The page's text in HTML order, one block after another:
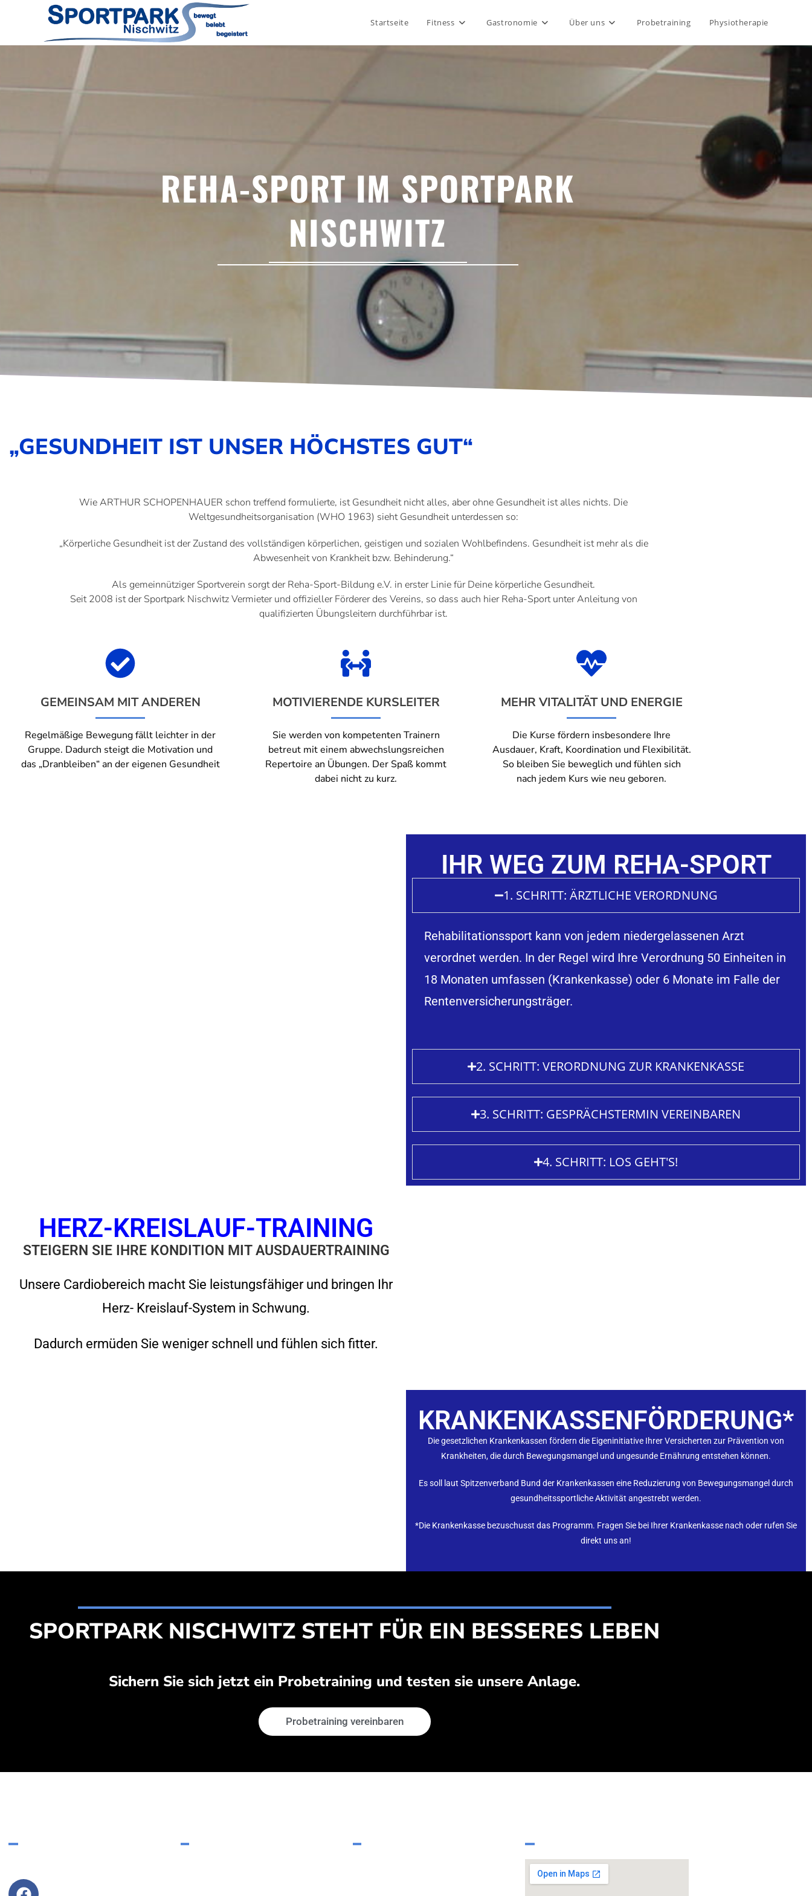
Startseite Fitness Gastronomie Über uns Probetraining Physiotherapie
REHA-SPORT IM SPORTPARK
NISCHWITZ
„GESUNDHEIT IST UNSER HÖCHSTES GUT“
Wie ARTHUR SCHOPENHAUER schon treffend formulierte, ist Gesundheit nicht alles, aber ohne Gesundheit ist alles nichts. Die
Weltgesundheitsorganisation (WHO 1963) sieht Gesundheit unterdessen so:
„Körperliche Gesundheit ist der Zustand des vollständigen körperlichen, geistigen und sozialen Wohlbefindens. Gesundheit ist mehr als die
Abwesenheit von Krankheit bzw. Behinderung.“
Als gemeinnütziger Sportverein sorgt der Reha-Sport-Bildung e.V. in erster Linie für Deine körperliche Gesundheit.
Seit 2008 ist der Sportpark Nischwitz Vermieter und offizieller Förderer des Vereins, so dass auch hier Reha-Sport unter Anleitung von
qualifizierten Übungsleitern durchführbar ist.
GEMEINSAM MIT ANDEREN
Regelmäßige Bewegung fällt leichter in der
Gruppe. Dadurch steigt die Motivation und
das „Dranbleiben“ an der eigenen Gesundheit
MOTIVIERENDE KURSLEITER
Sie werden von kompetenten Trainern
betreut mit einem abwechslungsreichen
Repertoire an Übungen. Der Spaß kommt
dabei nicht zu kurz.
MEHR VITALITÄT UND ENERGIE
Die Kurse fördern insbesondere Ihre
Ausdauer, Kraft, Koordination und Flexibilität.
So bleiben Sie beweglich und fühlen sich
nach jedem Kurs wie neu geboren.
IHR WEG ZUM REHA-SPORT
1. SCHRITT: ÄRZTLICHE VERORDNUNG
Rehabilitationssport kann von jedem niedergelassenen Arzt
verordnet werden. In der Regel wird Ihre Verordnung 50 Einheiten in
18 Monaten umfassen (Krankenkasse) oder 6 Monate im Falle der
Rentenversicherungsträger.
2. SCHRITT: VERORDNUNG ZUR KRANKENKASSE
3. SCHRITT: GESPRÄCHSTERMIN VEREINBAREN
4. SCHRITT: LOS GEHT'S!
HERZ-KREISLAUF-TRAINING
STEIGERN SIE IHRE KONDITION MIT AUSDAUERTRAINING
Unsere Cardiobereich macht Sie leistungsfähiger und bringen Ihr
Herz- Kreislauf-System in Schwung.
Dadurch ermüden Sie weniger schnell und fühlen sich fitter.
KRANKENKASSENFÖRDERUNG*
Die gesetzlichen Krankenkassen fördern die Eigeninitiative Ihrer Versicherten zur Prävention von
Krankheiten, die durch Bewegungsmangel und ungesunde Ernährung entstehen können.
Es soll laut Spitzenverband Bund der Krankenkassen eine Reduzierung von Bewegungsmangel durch
gesundheitssportliche Aktivität angestrebt werden.
*Die Krankenkasse bezuschusst das Programm. Fragen Sie bei Ihrer Krankenkasse nach oder rufen Sie
direkt uns an!
SPORTPARK NISCHWITZ STEHT FÜR EIN BESSERES LEBEN
Sichern Sie sich jetzt ein Probetraining und testen sie unsere Anlage.
Probetraining vereinbaren